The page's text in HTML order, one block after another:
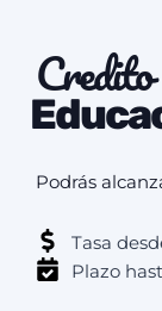
Credito
Podrás
Tasa
Plazo